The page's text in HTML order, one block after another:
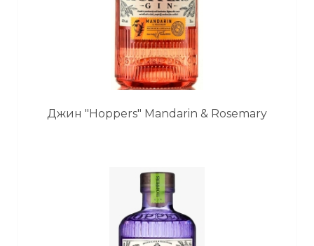
Джин "Hoppers" Mandarin & Rosemary